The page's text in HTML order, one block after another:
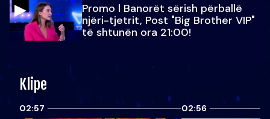
Promo l Banorët sërish përballë
njëri-tjetrit, Post "Big Brother VIP"
të shtunën ora 21:00!
Klipe
02:57 02:56